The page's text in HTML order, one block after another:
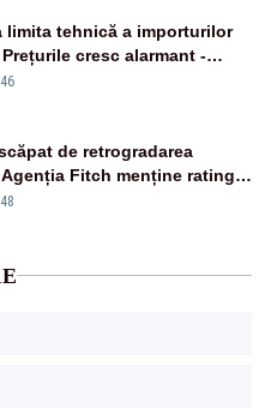
limita tehnică a importurilor
cresc alarmant -
Plus
de retrogradarea
Fitch menține ratingul
negativă